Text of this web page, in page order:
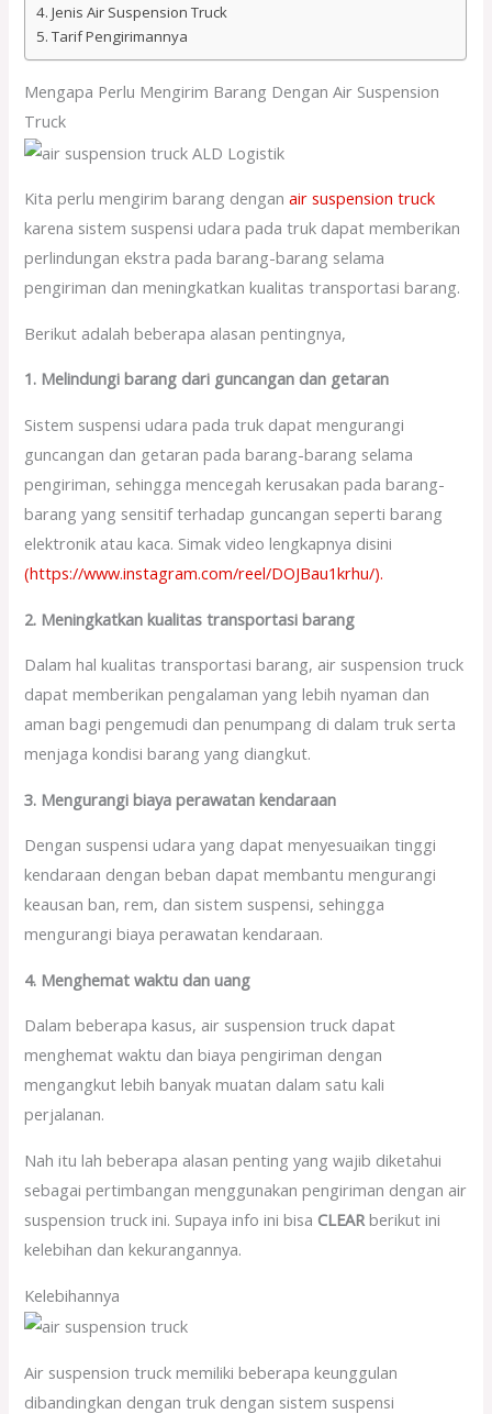
Jenis Air Suspension Truck
Tarif Pengirimannya
Mengapa Perlu Mengirim Barang Dengan Air Suspension
Truck
Kita perlu mengirim barang denganair suspension truck
karena sistem suspensi udara pada truk dapat memberikan
perlindungan ekstra pada barang-barang selama
pengiriman dan meningkatkan kualitas transportasi barang.
Berikut adalah beberapa alasan pentingnya,
1. Melindungi barang dari guncangan dan getaran
Sistem suspensi udara pada truk dapat mengurangi
guncangan dan getaran pada barang-barang selama
pengiriman, sehingga mencegah kerusakan pada barang-
barang yang sensitif terhadap guncangan seperti barang
elektronik atau kaca. Simak video lengkapnya disini
(https://www.instagram.com/reel/DOJBau1krhu/).
2. Meningkatkan kualitas transportasi barang
Dalam hal kualitas transportasi barang, air suspension truck
dapat memberikan pengalaman yang lebih nyaman dan
aman bagi pengemudi dan penumpang di dalam truk serta
menjaga kondisi barang yang diangkut.
3. Mengurangi biaya perawatan kendaraan
Dengan suspensi udara yang dapat menyesuaikan tinggi
kendaraan dengan beban dapat membantu mengurangi
keausan ban, rem, dan sistem suspensi, sehingga
mengurangi biaya perawatan kendaraan.
4. Menghemat waktu dan uang
Dalam beberapa kasus, air suspension truck dapat
menghemat waktu dan biaya pengiriman dengan
mengangkut lebih banyak muatan dalam satu kali
perjalanan.
Nah itu lah beberapa alasan penting yang wajib diketahui
sebagai pertimbangan menggunakan pengiriman dengan air
suspension truck ini. Supaya info ini bisa CLEAR berikut ini
kelebihan dan kekurangannya.
Kelebihannya
Air suspension truck memiliki beberapa keunggulan
dibandingkan dengan truk dengan sistem suspensi